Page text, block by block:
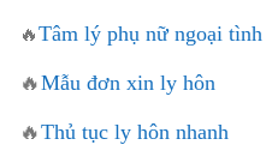
🔥Tâm lý phụ nữ ngoại tình
🔥Mẫu đơn xin ly hôn
🔥Thủ tục ly hôn nhanh